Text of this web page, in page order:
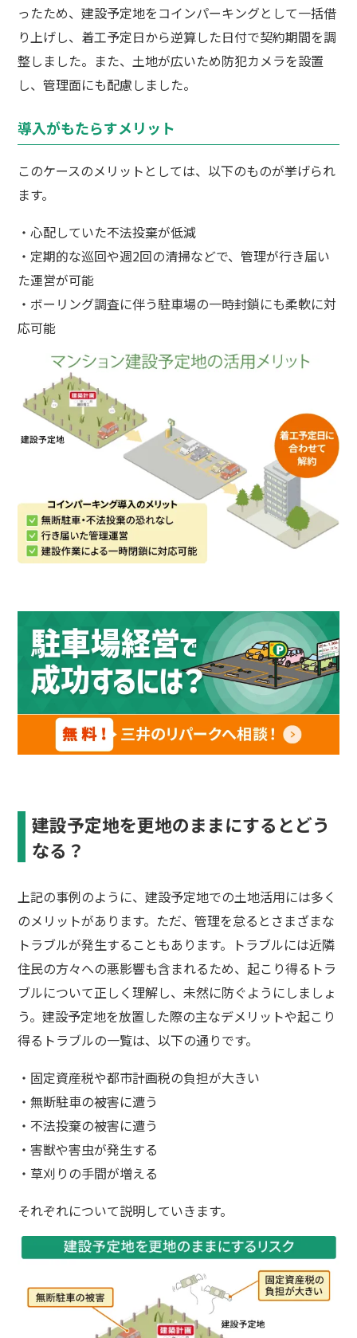
ったため、建設予定地をコインパーキングとして一括借
り上げし、着工予定日から逆算した日付で契約期間を調
整しました。また、土地が広いため防犯カメラを設置
し、管理面にも配慮しました。
導入がもたらすメリット
このケースのメリットとしては、以下のものが挙げられ
ます。
・心配していた不法投棄が低減
・定期的な巡回や週2回の清掃などで、管理が行き届い
た運営が可能
・ボーリング調査に伴う駐車場の一時封鎖にも柔軟に対
応可能
建設予定地を更地のままにするとどう
なる？
上記の事例のように、建設予定地での土地活用には多く
のメリットがあります。ただ、管理を怠るとさまざまな
トラブルが発生することもあります。トラブルには近隣
住民の方々への悪影響も含まれるため、起こり得るトラ
ブルについて正しく理解し、未然に防ぐようにしましょ
う。建設予定地を放置した際の主なデメリットや起こり
得るトラブルの一覧は、以下の通りです。
・固定資産税や都市計画税の負担が大きい
・無断駐車の被害に遭う
・不法投棄の被害に遭う
・害獣や害虫が発生する
・草刈りの手間が増える
それぞれについて説明していきます。